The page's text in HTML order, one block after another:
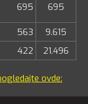
695 695
563
9.615
422 21.496
ovde: